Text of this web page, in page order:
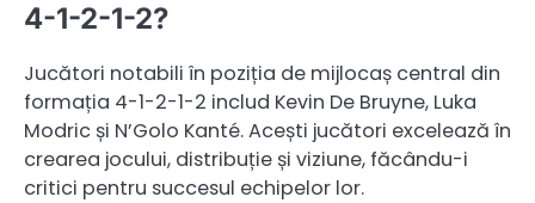
4-1-2-1-2?
Jucători notabili în poziția de mijlocaș central din
formația 4-1-2-1-2 includ Kevin De Bruyne, Luka
Modric și N’Golo Kanté. Acești jucători excelează în
crearea jocului, distribuție și viziune, făcându-i
critici pentru succesul echipelor lor.